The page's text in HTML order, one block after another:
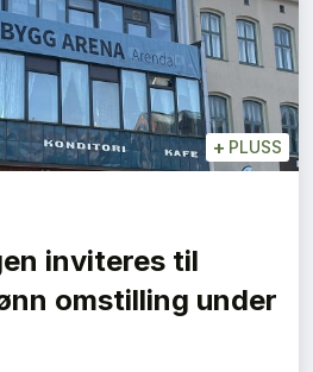
+ PLUSS
inviteres til
omstilling under